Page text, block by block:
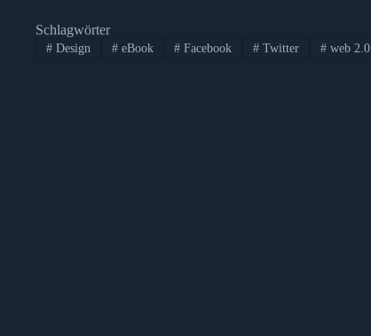
Schlagwörter
#Design #eBook # Facebook # Twitter # web 2.0